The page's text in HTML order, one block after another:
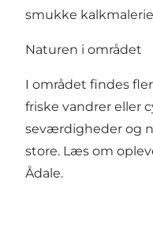
smukke
Naturen i området
I området findes
friske vandrer eller
seværdigheder og
store. Læs om
Ådale.